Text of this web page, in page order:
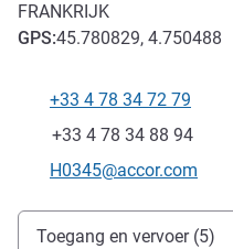
FRANKRIJK
GPS:45.780829, 4.750488
Telefoon
+33 4 78 34 72 79
Fax
+33 4 78 34 88 94
E-mailadres voor contact
H0345@accor.com
Toegang en transport
Toegang en vervoer (5)